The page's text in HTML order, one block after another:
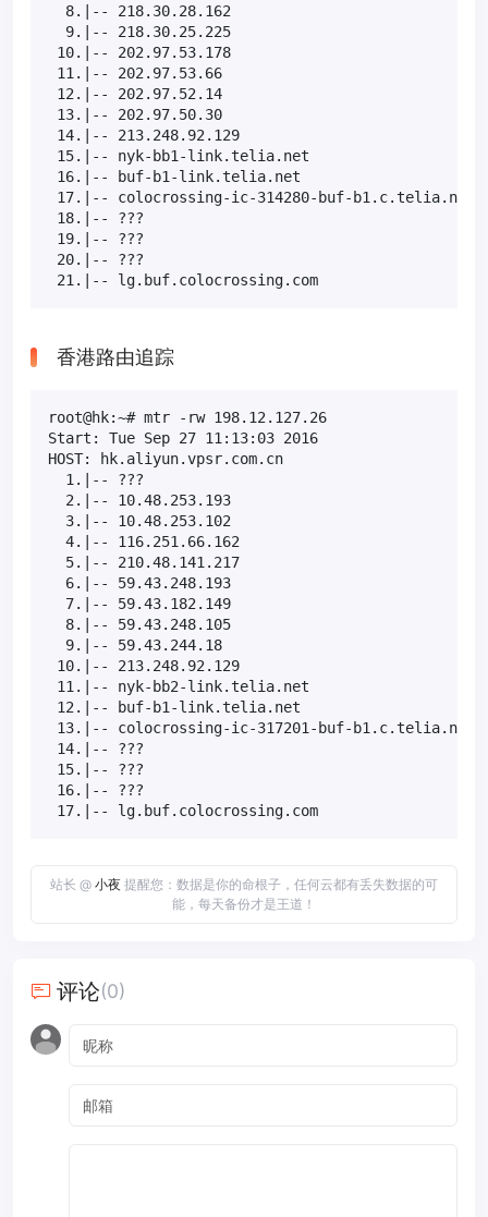
8.|-- 218.30.28.162
9.|-- 218.30.25.225
10.|-- 202.97.53.178
11.|-- 202.97.53.66
12.|-- 202.97.52.14
13.|-- 202.97.50.30
14.|-- 213.248.92.129
15.|-- nyk-bb1-link.telia.net
16.|-- buf-b1-link.telia.net
17.|-- colocrossing-ic-314280-buf-b1.c.telia.net
18.|-- ???
19.|-- ???
20.|-- ???
21.|-- lg.buf.colocrossing.com
香港路由追踪
root@hk:~# mtr -rw 198.12.127.26
Start: Tue Sep 27 11:13:03 2016
HOST: hk.aliyun.vpsr.com.cn
1.|-- ???
2.|-- 10.48.253.193
3.|-- 10.48.253.102
4.|-- 116.251.66.162
5.|-- 210.48.141.217
6.|-- 59.43.248.193
7.|-- 59.43.182.149
8.|-- 59.43.248.105
9.|-- 59.43.244.18
10.|-- 213.248.92.129
11.|-- nyk-bb2-link.telia.net
12.|-- buf-b1-link.telia.net
13.|-- colocrossing-ic-317201-buf-b1.c.telia.net
14.|-- ???
15.|-- ???
16.|-- ???
17.|-- lg.buf.colocrossing.com
站长 @ 小夜 提醒您：数据是你的命根子，任何云都有丢失数据的可
能，每天备份才是王道！
评论(0)